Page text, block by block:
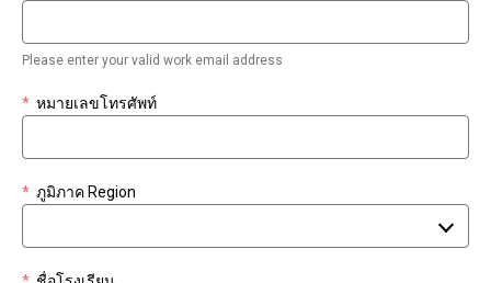
Please enter your valid work email address
หมายเลขโทรศัพท์
*
ภูมิภาค Region
*